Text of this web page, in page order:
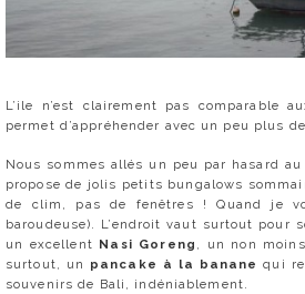
L’ile n’est clairement pas comparable
permet d’appréhender avec un peu plus
Nous sommes allés un peu par hasard au
propose de jolis petits bungalows
de clim, pas de fenêtres ! Quand je
baroudeuse). L’endroit vaut surtout pour
un excellent Nasi Goreng , un non
surtout, un pancake à la banane qui
souvenirs de Bali, indéniablement.